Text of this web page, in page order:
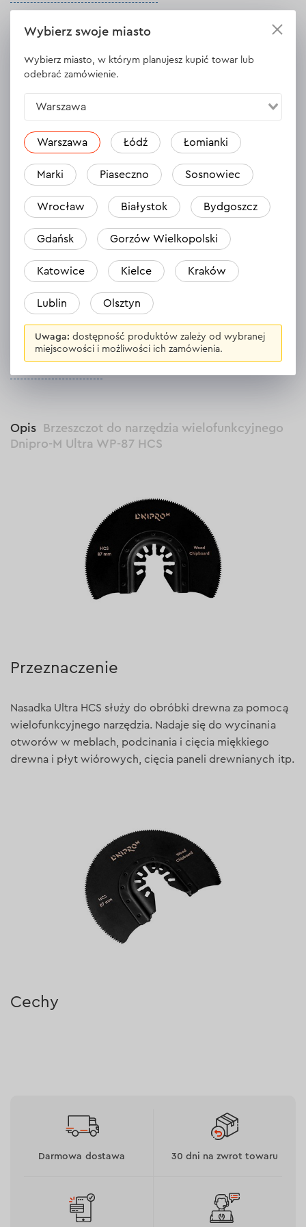
Opinie 2
01.10.2024
Wszystko zgodne z opisem.
Odpowiedź 1 odpowiedź
Igor
Jestem zadowolony z tego produktu.
Odpowiedź 1 odpowiedź
WSZYSTKIE OPINIE
Opis
Brzeszczot do narzędzia wielofunkcyjnego
Dnipro-M Ultra WP-87 HCS
Przeznaczenie
Nasadka Ultra HCS służy do obróbki drewna za pomocą
wielofunkcyjnego narzędzia. Nadaje się do wycinania
otworów w meblach, podcinania i cięcia miękkiego
drewna i płyt wiórowych, cięcia paneli drewnianych itp.
Cechy
Specjalny kształt zębów umożliwia cięcie wysokiej
jakości bez przypalania materiału.
Darmowa dostawa 30 dni na zwrot towaru
Wybierz swoje miasto
Wybierz miasto, w którym planujesz kupić towar lub
odebrać zamówienie.
Warszawa
Warszawa Łódź Łomianki
Marki Piaseczno Sosnowiec
Wrocław Białystok Bydgoszcz
Gdańsk Gorzów Wielkopolski
Katowice Kielce Kraków
Lublin Olsztyn
Uwaga: dostępność produktów zależy od wybranej
miejscowości i możliwości ich zamówienia.